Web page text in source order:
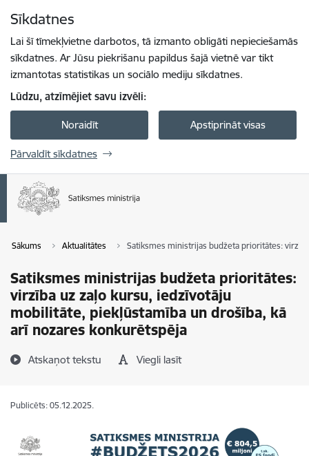
Sīkdatnes
Lai šī tīmekļvietne darbotos, tā izmanto obligāti nepieciešamās
sīkdatnes. Ar Jūsu piekrišanu papildus šajā vietnē var tikt
izmantotas statistikas un sociālo mediju sīkdatnes.
Lūdzu, atzīmējiet savu izvēli:
Noraidīt Apstiprināt visas
Pārvaldīt sīkdatnes
Sākums Aktualitātes Satiksmes ministrijas budžeta prioritātes:
Satiksmes ministrijas budžeta prioritātes:
virzība uz zaļo kursu, iedzīvotāju
mobilitāte, piekļūstamība un drošība, kā
arī nozares konkurētspēja
Atskaņot tekstu Viegli lasīt
Publicēts: 05.12.2025.